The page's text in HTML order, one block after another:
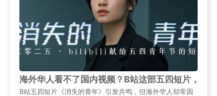
海外华人看不了国内视频？B站这部五四短片，道
B站五四短片《消失的青年》引发共鸣，但海外华人却常因